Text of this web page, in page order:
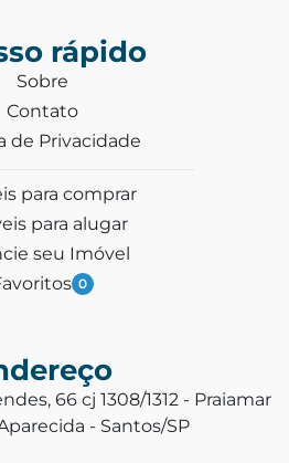
rápido
Sobre
Contato
de Privacidade
para comprar
para alugar
seu Imóvel
0
66 cj 1308/1312 - Praiamar
- Santos/SP